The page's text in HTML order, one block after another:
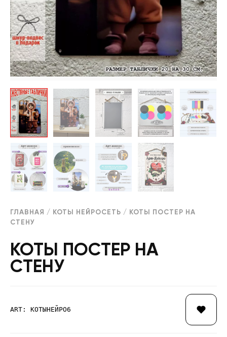
ГЛАВНАЯ / КОТЫ НЕЙРОСЕТЬ / КОТЫ ПОСТЕР НА
СТЕНУ
КОТЫ ПОСТЕР НА
СТЕНУ
ART: КОТЫНЕЙРО6